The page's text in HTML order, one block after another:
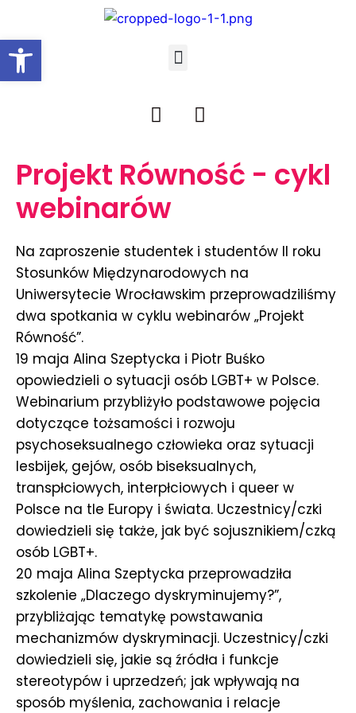
Open toolbar
Projekt Równość - cykl
webinarów
Na zaproszenie studentek i studentów II roku
Stosunków Międzynarodowych na
Uniwersytecie Wrocławskim przeprowadziliśmy
dwa spotkania w cyklu webinarów „Projekt
Równość”.
19 maja Alina Szeptycka i Piotr Buśko
opowiedzieli o sytuacji osób LGBT+ w Polsce.
Webinarium przybliżyło podstawowe pojęcia
dotyczące tożsamości i rozwoju
psychoseksualnego człowieka oraz sytuacji
lesbijek, gejów, osób biseksualnych,
transpłciowych, interpłciowych i queer w
Polsce na tle Europy i świata. Uczestnicy/czki
dowiedzieli się także, jak być sojusznikiem/czką
osób LGBT+.
20 maja Alina Szeptycka przeprowadziła
szkolenie „Dlaczego dyskryminujemy?”,
przybliżając tematykę powstawania
mechanizmów dyskryminacji. Uczestnicy/czki
dowiedzieli się, jakie są źródła i funkcje
stereotypów i uprzedzeń; jak wpływają na
sposób myślenia, zachowania i relacje